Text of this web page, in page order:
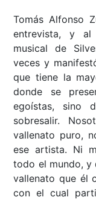
Tomás Alfonso
entrevista, y al
musical de
veces y
que tiene la
donde se
egoístas, sino
sobresalir.
vallenato puro,
ese artista. Ni
todo el mundo, y
vallenato que él
con el cual